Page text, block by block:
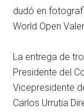
dudó en
World Open
La entrega de
Presidente del
Vicepresidente
Carlos Urrutia